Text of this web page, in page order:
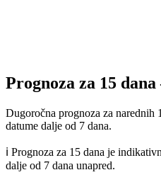
Prognoza za 15
Dugoročna prognoza za narednih
datume dalje od 7 dana.
ℹ️ Prognoza za 15 dana je
dalje od 7 dana unapred.